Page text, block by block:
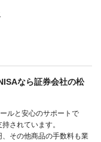
なら証券会社の松
ルと安心のサポートで
されています。
その他商品の手数料も業